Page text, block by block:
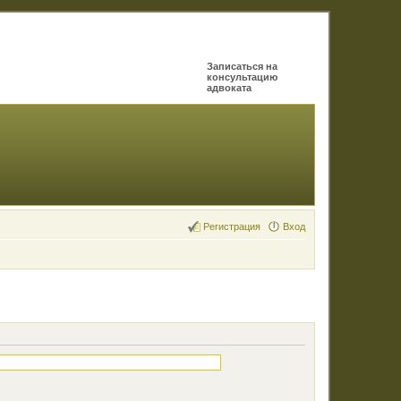
Записаться на
консультацию
адвоката
Вход
Регистрация